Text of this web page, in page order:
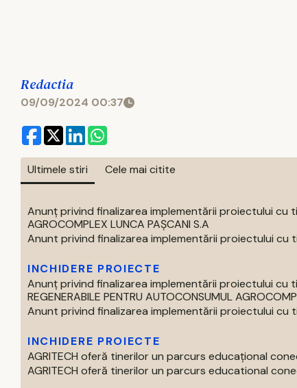
Redactia
09/09/2024 00:37
Ultimele stiri Cele mai citite
Anunț privind finalizarea implementării proiectului cu
AGROCOMPLEX LUNCA PAȘCANI S.A
Anunt privind finalizarea implementării proiectului cu
INCHIDERE PROIECTE
Anunț privind finalizarea implementării proiectului cu
REGENERABILE PENTRU AUTOCONSUMUL
Anunt privind finalizarea implementării proiectului cu
INCHIDERE PROIECTE
AGRITECH oferă tinerilor un parcurs educațional
AGRITECH oferă tinerilor un parcurs educational